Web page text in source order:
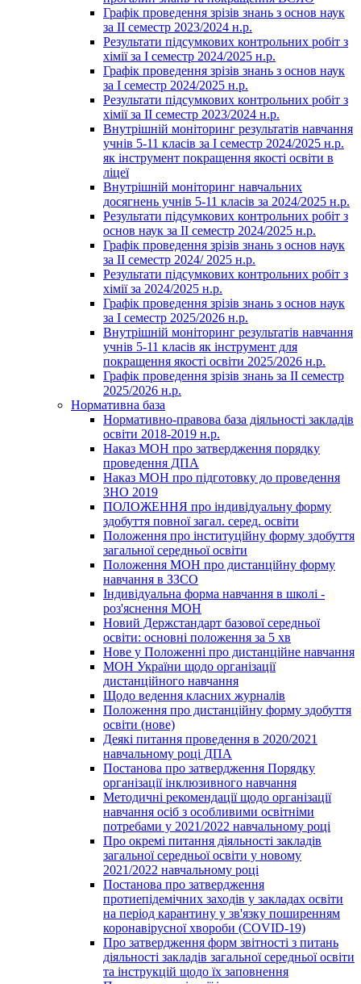
Графік проведення зрізів знань з основ наук
за ІІ семестр 2023/2024 н.р.
Результати підсумкових контрольних робіт з
хімії за І семестр 2024/2025 н.р.
Графік проведення зрізів знань з основ наук
за І семестр 2024/2025 н.р.
Результати підсумкових контрольних робіт з
хімії за ІІ семестр 2023/2024 н.р.
Внутрішній моніторинг результатів навчання
учнів 5-11 класів за І семестр 2024/2025 н.р.
як інструмент покращення якості освіти в
ліцеї
Внутрішній моніторинг навчальних
досягнень учнів 5-11 класів за 2024/2025 н.р.
Результати підсумкових контрольних робіт з
основ наук за ІІ семестр 2024/2025 н.р.
Графік проведення зрізів знань з основ наук
за ІІ семестр 2024/ 2025 н.р.
Результати підсумкових контрольних робіт з
хімії за 2024/2025 н.р.
Графік проведення зрізів знань з основ наук
за І семестр 2025/2026 н.р.
Внутрішній моніторинг результатів навчання
учнів 5-11 класів як інструмент для
покращення якості освіти 2025/2026 н.р.
Графік проведення зрізів знань за ІІ семестр
2025/2026 н.р.
Нормативна база
Нормативно-правова база діяльності закладів
освіти 2018-2019 н.р.
Наказ МОН про затвердження порядку
проведення ДПА
Наказ МОН про підготовку до проведення
ЗНО 2019
ПОЛОЖЕННЯ про індивідуальну форму
здобуття повної загал. серед. освіти
Положення про інституційну форму здобуття
загальної середньої освіти
Положення МОН про дистанційну форму
навчання в ЗЗСО
Індивідуальна форма навчання в школі -
роз'яснення МОН
Новий Держстандарт базової середньої
освіти: основні положення за 5 хв
Нове у Положенні про дистанційне навчання
МОН України щодо організації
дистанційного навчання
Щодо ведення класних журналів
Положення про дистанційну форму здобуття
освіти (нове)
Деякі питання проведення в 2020/2021
навчальному році ДПА
Постанова про затвердження Порядку
організації інклюзивного навчання
Методичні рекомендації щодо організації
навчання осіб з особливими освітніми
потребами у 2021/2022 навчальному році
Про окремі питання діяльності закладів
загальної середньої освіти у новому
2021/2022 навчальному році
Постанова про затвердження
протиепідемічних заходів у закладах освіти
на період карантину у зв'язку поширенням
коронавірусної хвороби (COVID-19)
Про затвердження форм звітності з питань
діяльності закладів загальної середньої освіти
та інструкцій щодо їх заповнення